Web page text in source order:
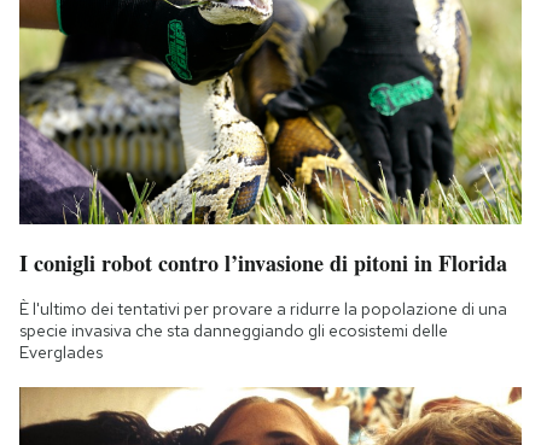
I conigli robot contro l’invasione di pitoni in Florida
È l'ultimo dei tentativi per provare a ridurre la popolazione di una
specie invasiva che sta danneggiando gli ecosistemi delle
Everglades